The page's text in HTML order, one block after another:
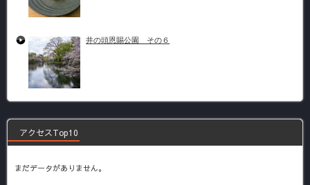
井の頭恩賜公園 その６
アクセスTop10
まだデータがありません。